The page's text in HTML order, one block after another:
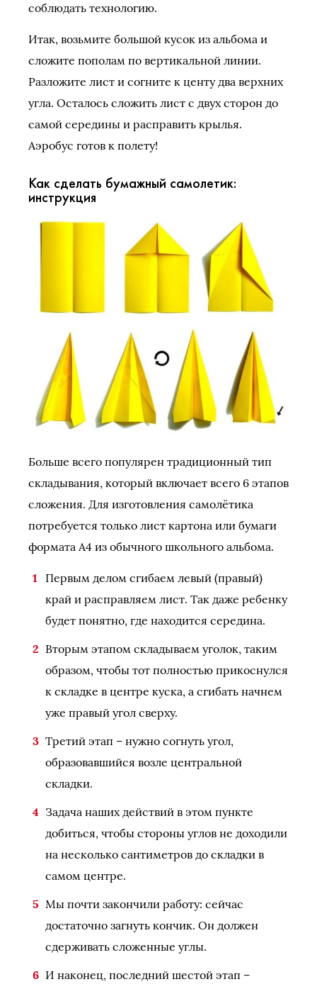
соблюдать технологию.
Итак, возьмите большой кусок из альбома и
сложите пополам по вертикальной линии.
Разложите лист и согните к центу два верхних
угла. Осталось сложить лист с двух сторон до
самой середины и расправить крылья.
Аэробус готов к полету!
Как сделать бумажный самолетик:
инструкция
Больше всего популярен традиционный тип
складывания, который включает всего 6 этапов
сложения. Для изготовления самолётика
потребуется только лист картона или бумаги
формата А4 из обычного школьного альбома.
Первым делом сгибаем левый (правый)
край и расправляем лист. Так даже ребенку
будет понятно, где находится середина.
Вторым этапом складываем уголок, таким
образом, чтобы тот полностью прикоснулся
к складке в центре куска, а сгибать начнем
уже правый угол сверху.
Третий этап – нужно согнуть угол,
образовавшийся возле центральной
складки.
Задача наших действий в этом пункте
добиться, чтобы стороны углов не доходили
на несколько сантиметров до складки в
самом центре.
Мы почти закончили работу: сейчас
достаточно загнуть кончик. Он должен
сдерживать сложенные углы.
И наконец, последний шестой этап –